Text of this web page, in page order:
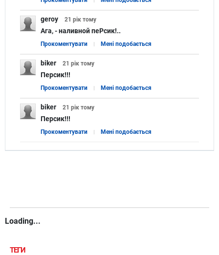
geroy 21 рік тому
Ага, - наливной пеРсик!..
Прокоментувати Мені подобається
biker 21 рік тому
Персик!!!
Прокоментувати Мені подобається
biker 21 рік тому
Персик!!!
Прокоментувати Мені подобається
Loading...
ТЕГИ